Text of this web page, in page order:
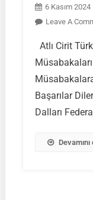
6 Kasım 2024
Leave A
Atlı Cirit
Başarılar
Dalları